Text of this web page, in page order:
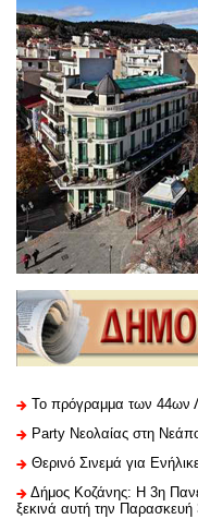
Το πρόγραμμα των 44ων
Party Νεολαίας στη
Θερινό Σινεμά για
Δήμος Κοζάνης: Η 3η
ξεκινά αυτή την Παρασκευή